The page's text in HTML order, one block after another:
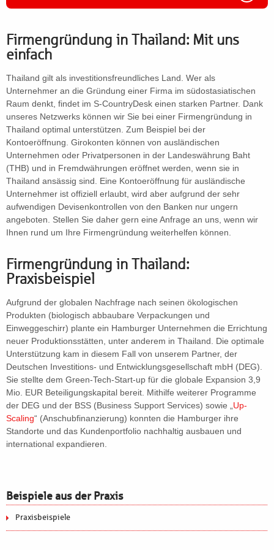
Firmengründung in Thailand: Mit uns
einfach
Thailand gilt als investitionsfreundliches Land. Wer als
Unternehmer an die Gründung einer Firma im südostasiatischen
Raum denkt, findet im S-CountryDesk einen starken Partner. Dank
unseres Netzwerks können wir Sie bei einer Firmengründung in
Thailand optimal unterstützen. Zum Beispiel bei der
Kontoeröffnung. Girokonten können von ausländischen
Unternehmen oder Privatpersonen in der Landeswährung Baht
(THB) und in Fremdwährungen eröffnet werden, wenn sie in
Thailand ansässig sind. Eine Kontoeröffnung für ausländische
Unternehmer ist offiziell erlaubt, wird aber aufgrund der sehr
aufwendigen Devisenkontrollen von den Banken nur ungern
angeboten. Stellen Sie daher gern eine Anfrage an uns, wenn wir
Ihnen rund um Ihre Firmengründung weiterhelfen können.
Firmengründung in Thailand:
Praxisbeispiel
Aufgrund der globalen Nachfrage nach seinen ökologischen
Produkten (biologisch abbaubare Verpackungen und
Einweggeschirr) plante ein Hamburger Unternehmen die Errichtung
neuer Produktionsstätten, unter anderem in Thailand. Die optimale
Unterstützung kam in diesem Fall von unserem Partner, der
Deutschen Investitions- und Entwicklungsgesellschaft mbH (DEG).
Sie stellte dem Green-Tech-Start-up für die globale Expansion 3,9
Mio. EUR Beteiligungskapital bereit. Mithilfe weiterer Programme
der DEG und der BSS (Business Support Services) sowie „ Up-
Scaling“ (Anschubfinanzierung) konnten die Hamburger ihre
Standorte und das Kundenportfolio nachhaltig ausbauen und
international expandieren.
Beispiele aus der Praxis
Praxisbeispiele